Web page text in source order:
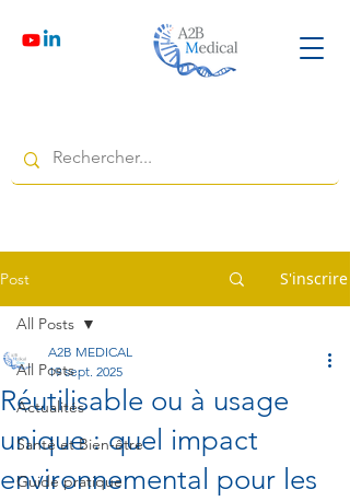
Post S'inscrire
All Posts
Actualités
Santé et Bien-être
Guide pratique
All Posts
Réutilisable ou à usage
unique : quel impact
environnemental pour les
A2B MEDICAL
19 sept. 2025